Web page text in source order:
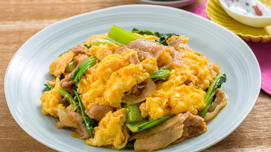
酢
お酢ドリンク ぽん酢
みりん風・料理酒 鍋用調味料
新商品一覧
キャンペーン情報
ブランド・スペシャルサイト
ブランド・スペシャルサイト トップ
商品ブランドサイト
Fibee（ファイビー）
企業情報